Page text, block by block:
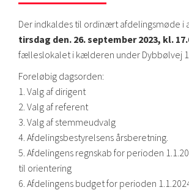
Der indkaldes til ordinært afdelingsmøde i
tirsdag den. 26. september 2023, kl.
fælleslokalet i kælderen under Dybbølvej
Foreløbig dagsorden:
1. Valg af dirigent
2. Valg af referent
3. Valg af stemmeudvalg
4. Afdelingsbestyrelsens årsberetning.
5. Afdelingens regnskab for perioden
til orientering
6. Afdelingens budget for perioden